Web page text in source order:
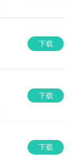
下载
下载
下载